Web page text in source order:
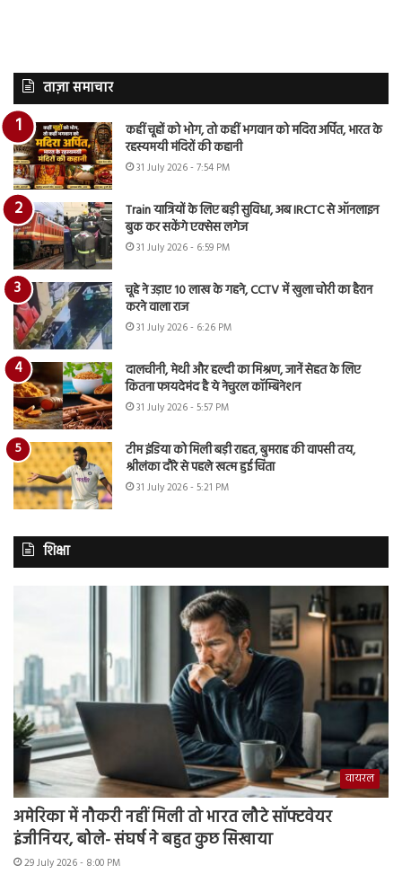
ताज़ा समाचार
कहीं चूहों को भोग, तो कहीं भगवान को मदिरा अर्पित, भारत के
रहस्यमयी मंदिरों की कहानी
31 July 2026 - 7:54 PM
Train यात्रियों के लिए बड़ी सुविधा, अब IRCTC से ऑनलाइन
बुक कर सकेंगे एक्सेस लगेज
31 July 2026 - 6:59 PM
चूहे ने उड़ाए 10 लाख के गहने, CCTV में खुला चोरी का हैरान
करने वाला राज
31 July 2026 - 6:26 PM
दालचीनी, मेथी और हल्दी का मिश्रण, जानें सेहत के लिए
कितना फायदेमंद है ये नेचुरल कॉम्बिनेशन
31 July 2026 - 5:57 PM
टीम इंडिया को मिली बड़ी राहत, बुमराह की वापसी तय,
श्रीलंका दौरे से पहले खत्म हुई चिंता
31 July 2026 - 5:21 PM
शिक्षा
वायरल
अमेरिका में नौकरी नहीं मिली तो भारत लौटे सॉफ्टवेयर
इंजीनियर, बोले- संघर्ष ने बहुत कुछ सिखाया
29 July 2026 - 8:00 PM